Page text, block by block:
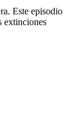
Este episodio
extinciones